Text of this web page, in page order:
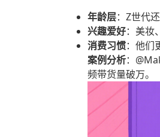
年龄层：Z世代
兴趣爱好：美妆
消费习惯：他们
案例分析：
频带货量破万。